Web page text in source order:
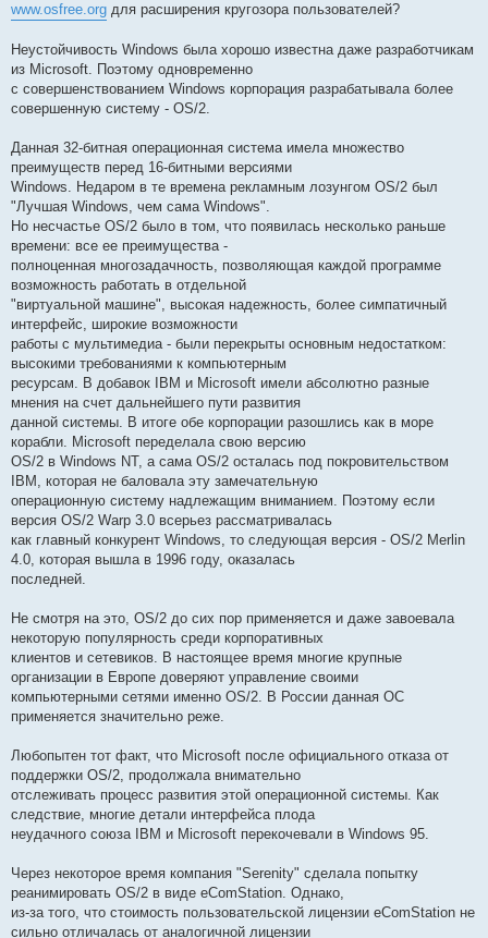
www.osfree.org для расширения кругозора пользователей?
Неустойчивость Windows была хорошо известна даже разработчикам
из Microsoft. Поэтому одновременно
с совершенствованием Windows корпорация разрабатывала более
совершенную систему - OS/2.
Данная 32-битная операционная система имела множество
преимуществ перед 16-битными версиями
Windows. Недаром в те времена рекламным лозунгом OS/2 был
"Лучшая Windows, чем сама Windows".
Но несчастье OS/2 было в том, что появилась несколько раньше
времени: все ее преимущества -
полноценная многозадачность, позволяющая каждой программе
возможность работать в отдельной
"виртуальной машине", высокая надежность, более симпатичный
интерфейс, широкие возможности
работы с мультимедиа - были перекрыты основным недостатком:
высокими требованиями к компьютерным
ресурсам. В добавок IBM и Microsoft имели абсолютно разные
мнения на счет дальнейшего пути развития
данной системы. В итоге обе корпорации разошлись как в море
корабли. Microsoft переделала свою версию
OS/2 в Windows NT, а сама OS/2 осталась под покровительством
IBM, которая не баловала эту замечательную
операционную систему надлежащим вниманием. Поэтому если
версия OS/2 Warp 3.0 всерьез рассматривалась
как главный конкурент Windows, то следующая версия - OS/2 Merlin
4.0, которая вышла в 1996 году, оказалась
последней.
Не смотря на это, OS/2 до сих пор применяется и даже завоевала
некоторую популярность среди корпоративных
клиентов и сетевиков. В настоящее время многие крупные
организации в Европе доверяют управление своими
компьютерными сетями именно OS/2. В России данная ОС
применяется значительно реже.
Любопытен тот факт, что Microsoft после официального отказа от
поддержки OS/2, продолжала внимательно
отслеживать процесс развития этой операционной системы. Как
следствие, многие детали интерфейса плода
неудачного союза IBM и Microsoft перекочевали в Windows 95.
Через некоторое время компания "Serenity" сделала попытку
реанимировать OS/2 в виде eComStation. Однако,
из-за того, что стоимость пользовательской лицензии eComStation не
сильно отличалась от аналогичной лицензии